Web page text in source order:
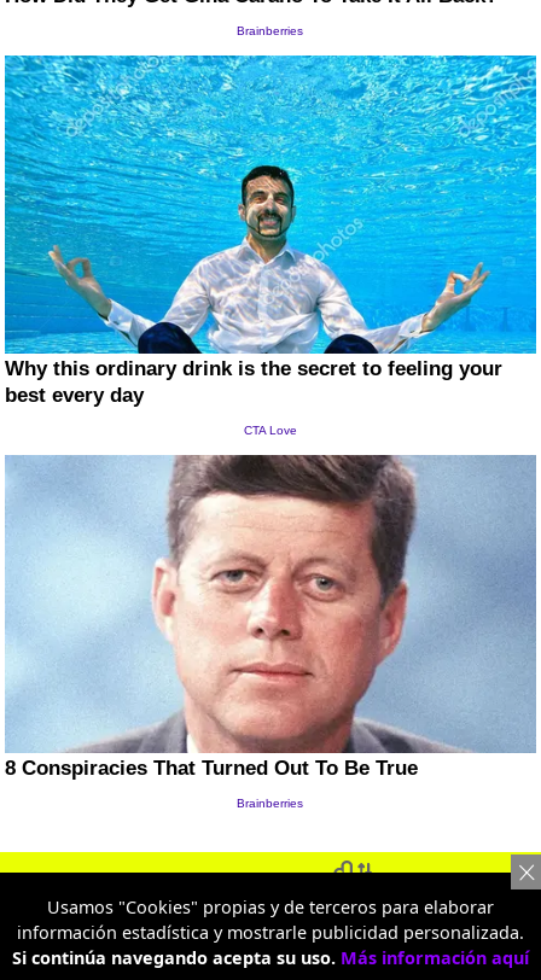
Usamos "Cookies" propias y de terceros para elaborar
información estadística y mostrarle publicidad personalizada.
Si continúa navegando acepta su uso. Más información aquí